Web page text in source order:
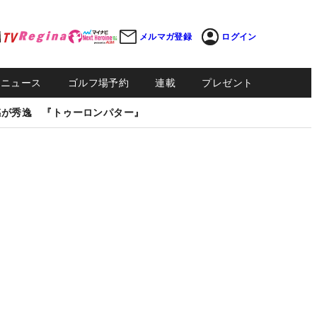
メルマガ登録 ログイン
ュース ゴルフ場予約 連載 プレゼント
秀逸 『トゥーロンパター』